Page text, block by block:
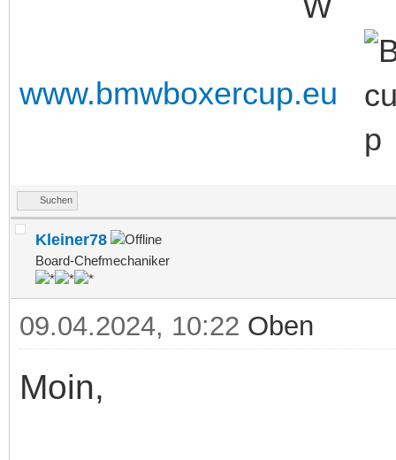
www.bmwboxercup.eu
Suchen
Kleiner78
Board-Chefmechaniker
09.04.2024, 10:22 Oben
Moin,